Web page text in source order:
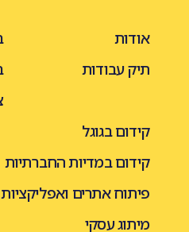
אודות
תיק עבודות
קידום בגוגל
קידום במדיות החברתיות
פיתוח אתרים ואפליקציות
מיתוג עסקי